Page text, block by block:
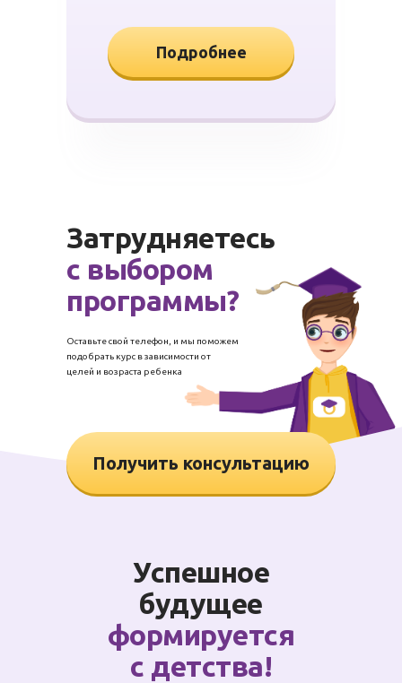
Подробнее
Получить консультацию
Затрудняетесь
с выбором
программы?
Оставьте свой телефон, и мы поможем
подобрать курс в зависимости от
целей и возраста ребенка
Успешное
будущее
формируется
с детства!